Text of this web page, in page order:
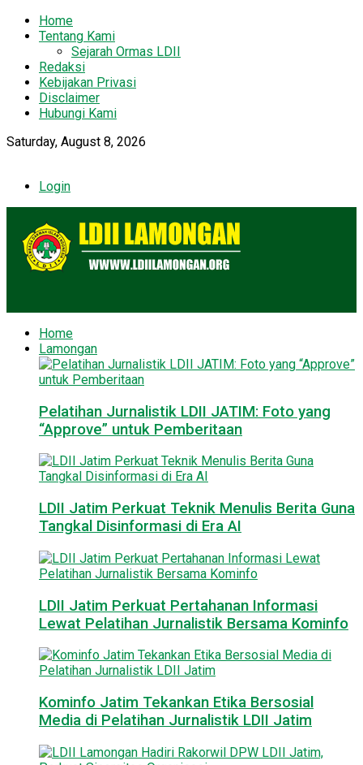
Home
Tentang Kami
Sejarah Ormas LDII
Redaksi
Kebijakan Privasi
Disclaimer
Hubungi Kami
Saturday, August 8, 2026
Login
Home
Lamongan
Pelatihan Jurnalistik LDII JATIM: Foto yang
“Approve” untuk Pemberitaan
LDII Jatim Perkuat Teknik Menulis Berita Guna
Tangkal Disinformasi di Era AI
LDII Jatim Perkuat Pertahanan Informasi
Lewat Pelatihan Jurnalistik Bersama Kominfo
Kominfo Jatim Tekankan Etika Bersosial
Media di Pelatihan Jurnalistik LDII Jatim